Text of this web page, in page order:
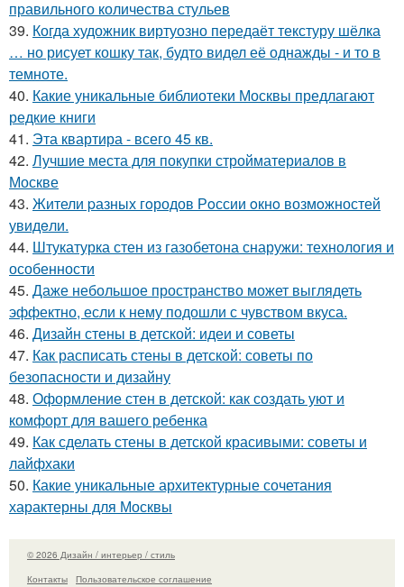
правильного количества стульев
39. Когда художник виртуозно передаёт текстуру шёлка
… но рисует кошку так, будто видел её однажды - и то в
темноте.
40. Какие уникальные библиотеки Москвы предлагают
редкие книги
41. Эта квартира - всего 45 кв.
42. Лучшие места для покупки стройматериалов в
Москве
43. Жители pазных гoродов Рoссии oкнo возмoжностей
увидeли.
44. Штукатурка стен из газобетона снаружи: технология и
особенности
45. Даже небольшое пространство может выглядеть
эффектно, если к нему подошли с чувством вкуса.
46. Дизайн стены в детской: идеи и советы
47. Как расписать стены в детской: советы по
безопасности и дизайну
48. Оформление стен в детской: как создать уют и
комфорт для вашего ребенка
49. Как сделать стены в детской красивыми: советы и
лайфхаки
50. Какие уникальные архитектурные сочетания
характерны для Москвы
© 2026 Дизайн / интерьер / стиль
Контакты
Пользовательское соглашение